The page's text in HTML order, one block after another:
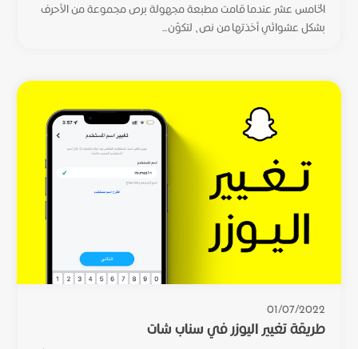
الخامس عشر عندما قامت مطبعة مجهولة برص مجموعة من الأحرف
بشكل عشوائي أخذتها من نص، لتكوّن...
01/07/2022
طريقة تغيير اليوزر في سناب شات